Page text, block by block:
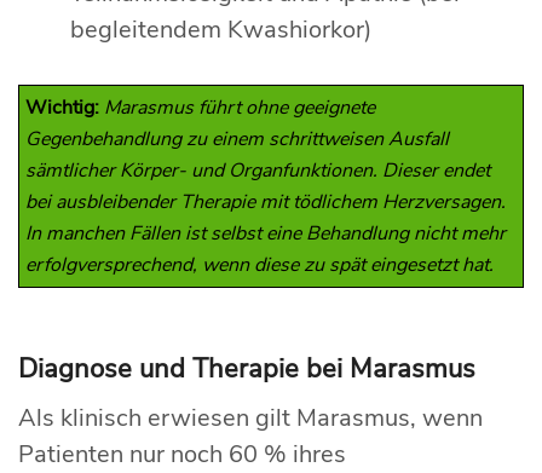
begleitendem Kwashiorkor)
Wichtig: Marasmus führt ohne geeignete
Gegenbehandlung zu einem schrittweisen Ausfall
sämtlicher Körper- und Organfunktionen. Dieser endet
bei ausbleibender Therapie mit tödlichem Herzversagen.
In manchen Fällen ist selbst eine Behandlung nicht mehr
erfolgversprechend, wenn diese zu spät eingesetzt hat.
Diagnose und Therapie bei Marasmus
Als klinisch erwiesen gilt Marasmus, wenn
Patienten nur noch 60 % ihres